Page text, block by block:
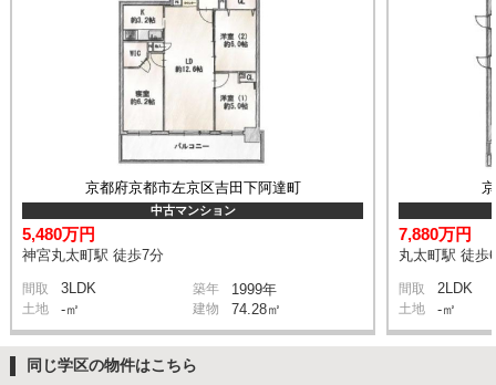
京都府京都市左京区吉田下阿達町
中古マンション
5,480万円
神宮丸太町駅 徒歩7分
間取 3LDK 築年 1999年
土地 -㎡ 建物 74.28㎡
7,880万円
丸太町駅 徒歩
間取 2LDK
土地 -㎡
同じ学区の物件はこちら